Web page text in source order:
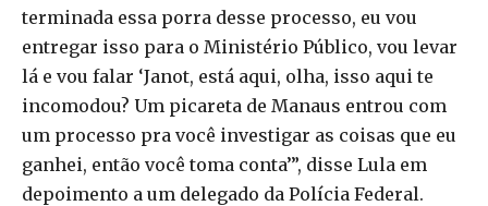
terminada essa porra desse processo, eu vou
entregar isso para o Ministério Público, vou levar
lá e vou falar ‘Janot, está aqui, olha, isso aqui te
incomodou? Um picareta de Manaus entrou com
um processo pra você investigar as coisas que eu
ganhei, então você toma conta’”, disse Lula em
depoimento a um delegado da Polícia Federal.